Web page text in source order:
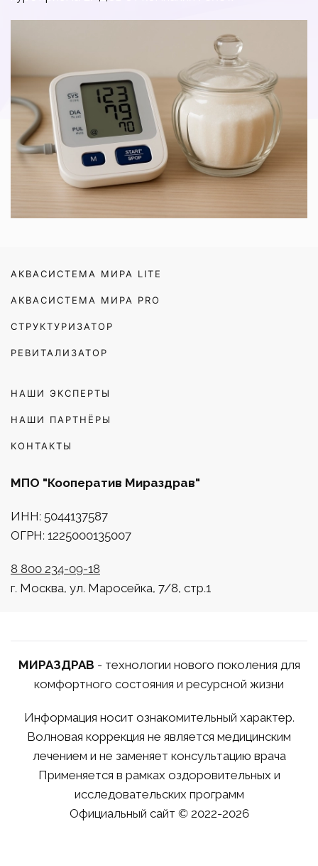
АКВАСИСТЕМА МИРА LITE
АКВАСИСТЕМА МИРА PRO
СТРУКТУРИЗАТОР
РЕВИТАЛИЗАТОР
НАШИ ЭКСПЕРТЫ
НАШИ ПАРТНЁРЫ
КОНТАКТЫ
МПО "Кооператив Мираздрав"
ИНН: 5044137587
ОГРН: 1225000135007
8 800 234-09-18
г. Москва, ул. Маросейка, 7/8, стр.1
МИРАЗДРАВ - технологии нового поколения для
комфортного состояния и ресурсной жизни
Информация носит ознакомительный характер.
Волновая коррекция не является медицинским
лечением и не заменяет консультацию врача
Применяется в рамках оздоровительных и
исследовательских программ
Официальный сайт © 2022-2026